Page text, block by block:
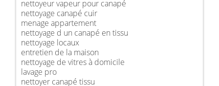
nettoyeur vapeur pour canapé
nettoyage canapé cuir
menage appartement
nettoyage d un canapé en tissu
nettoyage locaux
entretien de la maison
nettoyage de vitres à domicile
lavage pro
nettoyer canapé tissu